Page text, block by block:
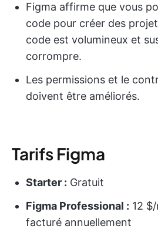
Figma affirme que vous
code pour créer des
code est volumineux et
corrompre.
Les permissions et le
doivent être améliorés.
Tarifs Figma
Starter : Gratuit
Figma Professional : 12
facturé annuellement